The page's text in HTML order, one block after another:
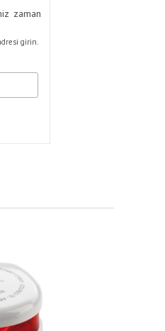
zaman
girin.